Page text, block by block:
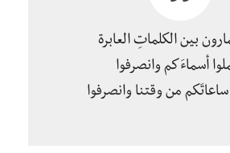
بين الكلماتِ العابرة
أسماءَكم وانصرفوا
من وقتنا وانصرفوا